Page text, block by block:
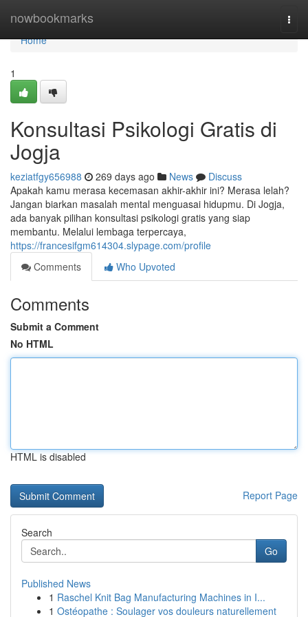
nowbookmarks
Home
Home
1
Konsultasi Psikologi Gratis di
Jogja
keziatfgy656988 269 days ago News
Discuss
Apakah kamu merasa kecemasan akhir-akhir ini? Merasa lelah?
Jangan biarkan masalah mental menguasai hidupmu. Di Jogja,
ada banyak pilihan konsultasi psikologi gratis yang siap
membantu. Melalui lembaga terpercaya,
https://francesifgm614304.slypage.com/profile
Comments
Who Upvoted
Comments
Submit a Comment
No HTML
HTML is disabled
Report Page
Search
Go
Published News
1 Raschel Knit Bag Manufacturing Machines in I...
1 Ostéopathe : Soulager vos douleurs naturellement